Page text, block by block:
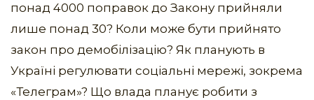
понад 4000 поправок до Закону прийняли
лише понад 30? Коли може бути прийнято
закон про демобілізацію? Як планують в
Україні регулювати соціальні мережі, зокрема
«Телеграм»? Що влада планує робити з